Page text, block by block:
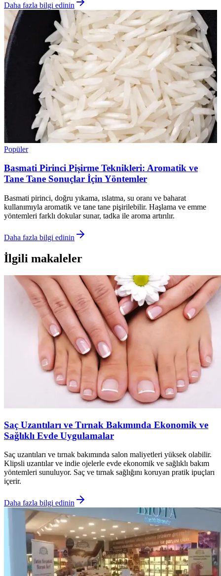
Daha fazla bilgi edinin
Popüler
Basmati Pirinci Pişirme Teknikleri: Aromatik ve
Tane Tane Sonuçlar İçin Yöntemler
Basmati pirinci, doğru yıkama, ıslatma, su oranı ve baharat
kullanımıyla aromatik ve tane tane pişirilebilir. Haşlama ve emme
yöntemleri farklı dokular sunar, tadka ile aroma artırılır.
Daha fazla bilgi edinin
İlgili makaleler
Saç Uzantıları ve Tırnak Bakımında Ekonomik ve
Sağlıklı Evde Uygulamalar
Saç uzantıları ve tırnak bakımında salon maliyetleri yüksek olabilir.
Klipsli uzantılar ve indie ojelerle evde ekonomik ve sağlıklı bakım
yöntemleri sunuluyor. Saç ve tırnak sağlığını koruyan pratik ipuçları
içerir.
Daha fazla bilgi edinin